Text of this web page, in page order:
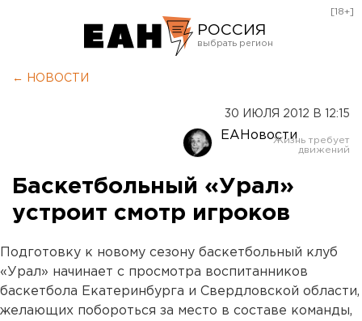
РОССИЯ
Оренбург
[18+]
← НОВОСТИ
30 ИЮЛЯ 2012 В 12:15
ЕАНовости
Баскетбольный «Урал»
устроит смотр игроков
Подготовку к новому сезону баскетбольный клуб
«Урал» начинает с просмотра воспитанников
баскетбола Екатеринбурга и Свердловской области,
желающих побороться за место в составе команды,